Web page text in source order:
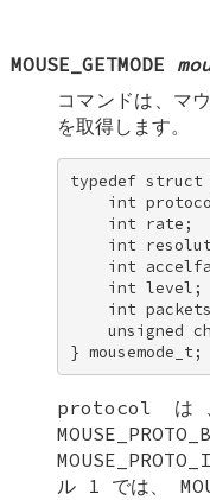
MOUSE_GETMODE
コマンドは、マ
を取得します。
typedef struct
int
int rate;
int
int
int level;
int
unsigned
} mousemode_t;
protocol は
ル 1 では、